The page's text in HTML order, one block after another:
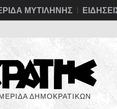
ΜΥΤΙΛΗΝΗΣ
ΔΗΜΟΚΡΑΤΙΚΩΝ